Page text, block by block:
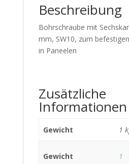
Beschreibung
Bohrschraube mit
mm, SW10, zum
in Paneelen
Zusätzliche
Informationen
Gewicht 1
Gewicht 1